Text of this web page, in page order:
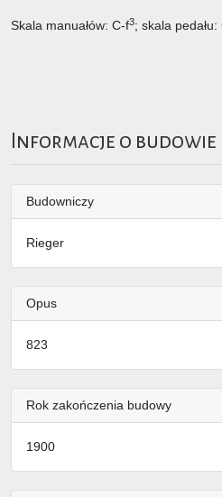
Skala manuałów: C-f3; skala pedału:
Informacje o budowie
Budowniczy
Rieger
Opus
823
Rok zakończenia budowy
1900